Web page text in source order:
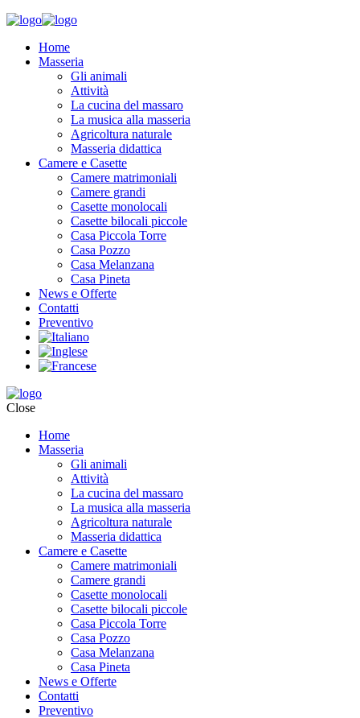
Home
Masseria
Gli animali
Attività
La cucina del massaro
La musica alla masseria
Agricoltura naturale
Masseria didattica
Camere e Casette
Camere matrimoniali
Camere grandi
Casette monolocali
Casette bilocali piccole
Casa Piccola Torre
Casa Pozzo
Casa Melanzana
Casa Pineta
News e Offerte
Contatti
Preventivo
Close
Home
Masseria
Gli animali
Attività
La cucina del massaro
La musica alla masseria
Agricoltura naturale
Masseria didattica
Camere e Casette
Camere matrimoniali
Camere grandi
Casette monolocali
Casette bilocali piccole
Casa Piccola Torre
Casa Pozzo
Casa Melanzana
Casa Pineta
News e Offerte
Contatti
Preventivo